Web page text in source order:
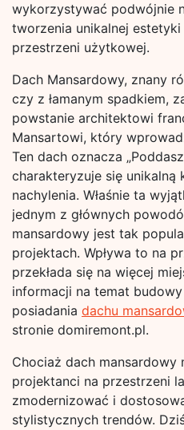
wykorzystywać podwójnie
tworzenia unikalnej
przestrzeni użytkowej.
Dach Mansardowy, znany
czy z łamanym spadkiem,
powstanie architektowi
Mansartowi, który
Ten dach oznacza
charakteryzuje się
nachylenia. Właśnie ta
jednym z głównych
mansardowy jest tak
projektach. Wpływa to na
przekłada się na więcej
informacji na temat
posiadania dachu
stronie domiremont.pl.
Chociaż dach mansardowy
projektanci na przestrzeni
zmodernizować i
stylistycznych trendów.